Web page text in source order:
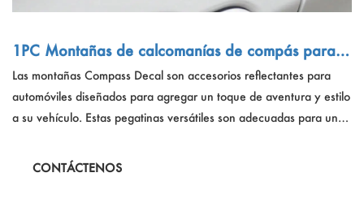
Français
한국어
1PC Montañas de calcomanías de compás para a
ccesorios decorativos de automóviles
Las montañas Compass Decal son accesorios reflectantes para
automóviles diseñados para agregar un toque de aventura y estilo
a su vehículo. Estas pegatinas versátiles son adecuadas para una
hasta motocicletas, mejorando su atractivo estético con un efecto
CONTÁCTENOS